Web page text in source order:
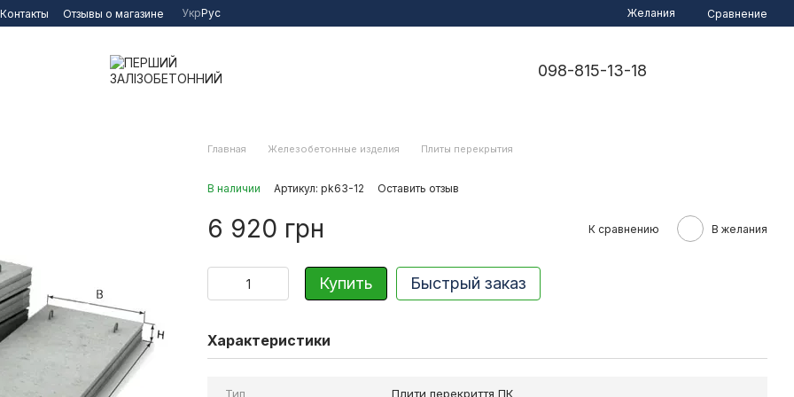
Контакты Отзывы о магазине УкрРус Желания Сравнение
098-815-13-18
Главная Железобетонные изделия Плиты перекрытия
В наличии Артикул: pk63-12 Оставить отзыв
6 920 грн К сравнению В желания
Купить Быстрый заказ
Характеристики
Тип Плити перекриття ПК